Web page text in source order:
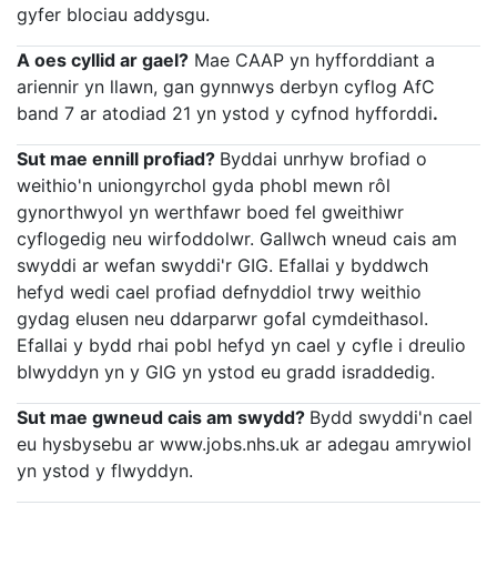
gyfer blociau addysgu.
A oes cyllid ar gael? Mae CAAP yn hyfforddiant a
ariennir yn llawn, gan gynnwys derbyn cyflog AfC
band 7 ar atodiad 21 yn ystod y cyfnod hyfforddi.
Sut mae ennill profiad? Byddai unrhyw brofiad o
weithio'n uniongyrchol gyda phobl mewn rôl
gynorthwyol yn werthfawr boed fel gweithiwr
cyflogedig neu wirfoddolwr. Gallwch wneud cais am
swyddi ar wefan swyddi'r GIG. Efallai y byddwch
hefyd wedi cael profiad defnyddiol trwy weithio
gydag elusen neu ddarparwr gofal cymdeithasol.
Efallai y bydd rhai pobl hefyd yn cael y cyfle i dreulio
blwyddyn yn y GIG yn ystod eu gradd israddedig.
Sut mae gwneud cais am swydd? Bydd swyddi'n cael
eu hysbysebu ar www.jobs.nhs.uk ar adegau amrywiol
yn ystod y flwyddyn.